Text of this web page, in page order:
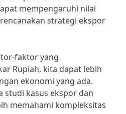
mempengaruhi nilai
strategi ekspor
faktor yang
Rupiah, kita dapat lebih
ekonomi yang ada.
studi kasus ekspor dan
memahami kompleksitas